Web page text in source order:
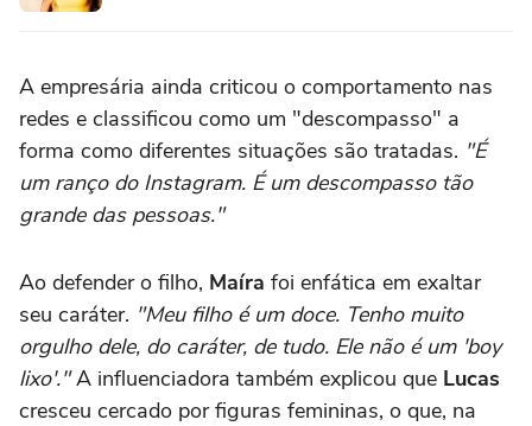
A empresária ainda criticou o comportamento nas
redes e classificou como um "descompasso" a
forma como diferentes situações são tratadas. "É
um ranço do Instagram. É um descompasso tão
grande das pessoas."
Ao defender o filho, Maíra foi enfática em exaltar
seu caráter. "Meu filho é um doce. Tenho muito
orgulho dele, do caráter, de tudo. Ele não é um 'boy
lixo'."A influenciadora também explicou que Lucas
cresceu cercado por figuras femininas, o que, na